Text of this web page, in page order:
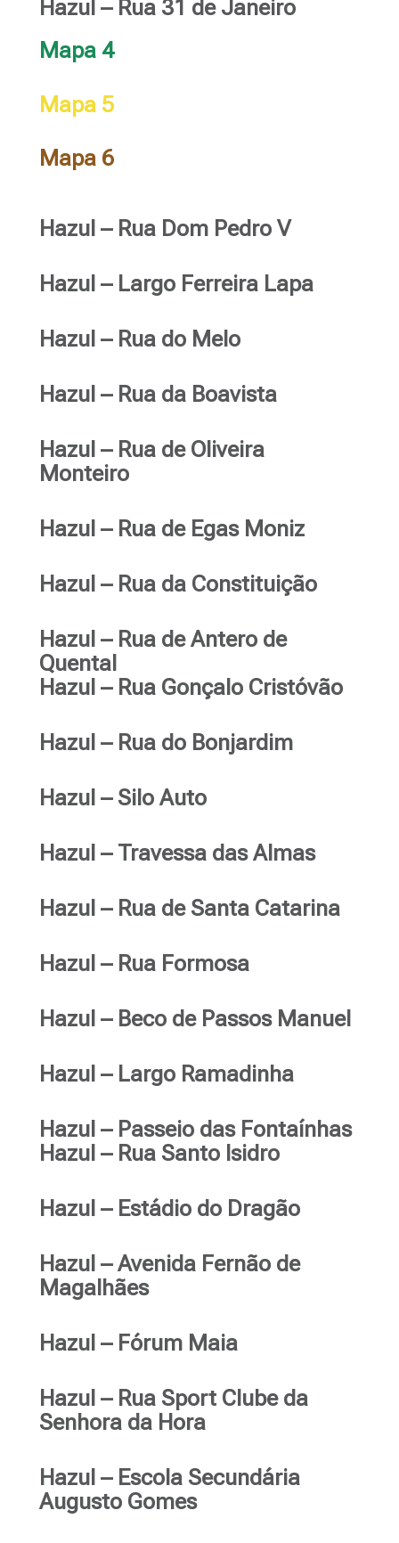
Hazul – Rua 31 de Janeiro
Mapa 4
Mapa 5
Mapa 6
Hazul – Rua Dom Pedro V
Hazul – Largo Ferreira Lapa
Hazul – Rua do Melo
Hazul – Rua da Boavista
Hazul – Rua de Oliveira
Monteiro
Hazul – Rua de Egas Moniz
Hazul – Rua da Constituição
Hazul – Rua de Antero de
Quental
Hazul – Rua Gonçalo Cristóvão
Hazul – Rua do Bonjardim
Hazul – Silo Auto
Hazul – Travessa das Almas
Hazul – Rua de Santa Catarina
Hazul – Rua Formosa
Hazul – Beco de Passos Manuel
Hazul – Largo Ramadinha
Hazul – Passeio das Fontaínhas
Hazul – Rua Santo Isidro
Hazul – Estádio do Dragão
Hazul – Avenida Fernão de
Magalhães
Hazul – Fórum Maia
Hazul – Rua Sport Clube da
Senhora da Hora
Hazul – Escola Secundária
Augusto Gomes